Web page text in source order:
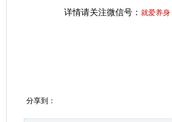
详情请关注微信号： 就爱养身
分享到：